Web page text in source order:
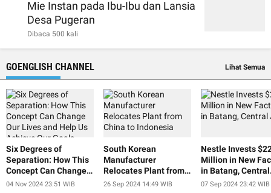
Mie Instan pada Ibu-Ibu dan Lansia
Desa Pugeran
Dibaca 500 kali
GOENGLISH CHANNEL Lihat Semua
Six Degrees of
Separation: How This
Concept Can Change
Our Lives and Help Us
04 Nov 2024 23:51 WIB
South Korean
Manufacturer
Relocates Plant from
China to Indonesia
26 Sep 2024 14:49 WIB
Nestle Invests
Million in New
in Batang, Central
Java
07 Sep 2024 23:42 WIB